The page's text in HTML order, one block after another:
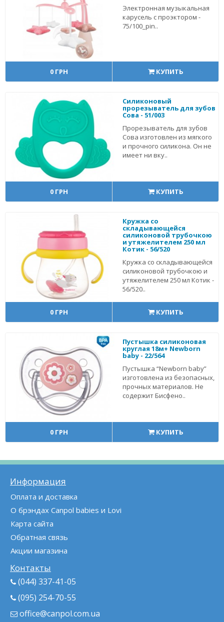
Электронная музыкальная
карусель с проэктором -
75/100_pin..
0 ГРН КУПИТЬ
Силиконовый
прорезыватель для зубов
Сова - 51/003
Прорезыватель для зубов
Сова изготовлен из мягкого
и прочного силикона. Он не
имеет ни вку..
0 ГРН КУПИТЬ
Кружка со
складывающейся
силиконовой трубочкою
и утяжелителем 250 мл
Котик - 56/520
Кружка со складывающейся
силиконовой трубочкою и
утяжелителем 250 мл Котик -
56/520..
0 ГРН КУПИТЬ
Пустышка силиконовая
круглая 18м+ Newborn
baby - 22/564
Пустышка “Newborn baby”
изготовлена из безопасных,
прочных материалов. Не
содержит Бисфено..
0 ГРН КУПИТЬ
Информация
Оплата и доставка
О брэндах Canpol babies и Lovi
Карта сайта
Обратная связь
Акции магазина
Контакты
(044) 337-41-05
(095) 254-70-55
office@canpol.com.ua